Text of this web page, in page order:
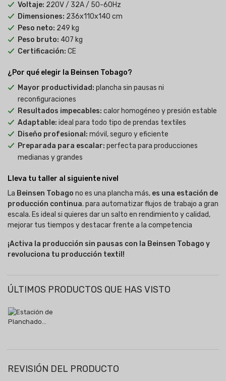
Voltaje: 220V / 32A / 50-60Hz
Dimensiones: 236x110x140 cm
Peso neto: 249 kg
Peso bruto: 407 kg
Certificación: CE
¿Por qué elegir la Beinsen Tobago?
Mayor productividad: plancha sin pausas ni
reconfiguraciones
Resultados impecables: calor homogéneo y presión estable
Adaptable: ideal para todo tipo de prendas textiles
Diseño profesional: móvil, seguro y eficiente
Preparada para escalar: perfecta para producciones
medianas y grandes
Lleva tu taller al siguiente nivel
La Beinsen Tobago no es una plancha más, es una estación de
producción continua. para automatizar flujos de trabajo a gran
escala. Es ideal si quieres dar un salto en rendimiento y calidad,
mejorar tus tiempos y destacar frente a la competencia
¡Activa la producción sin pausas con la Beinsen Tobago y
revoluciona tu producción textil!
ÚLTIMOS PRODUCTOS QUE HAS VISTO
REVISIÓN DEL PRODUCTO